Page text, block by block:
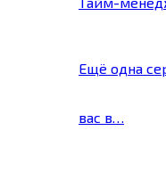
Ещё одна
вас в…